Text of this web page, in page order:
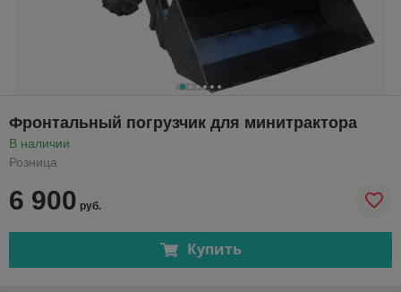
Фронтальный погрузчик для минитрактора
В наличии
Розница
6 900 руб.
Купить